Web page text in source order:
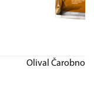
Olival Čarobno